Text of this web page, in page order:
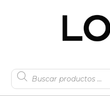
de
productos